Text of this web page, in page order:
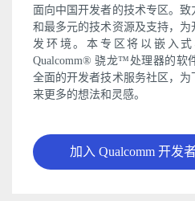
面向中国开发者的技术专区。
和最多元的技术资源及支持，
发环境。本专区将以嵌入式
Qualcomm® 骁龙™处理器的软
全面的开发者技术服务社区，
来更多的想法和灵感。
加入 Qualcomm 开发